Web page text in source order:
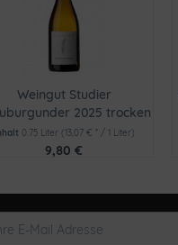
Weingut Studier
2025 trocken
0.75 Liter (13,07 € * / 1 Liter)
9,80 €